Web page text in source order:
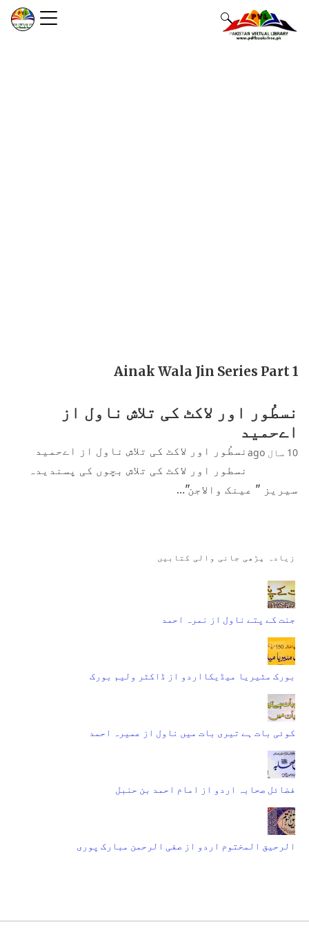
Ainak Wala Jin Series Part 1
نسطُور اور لاکٹ کی تلاش ناول از
اےحمید
10 سال ago
نسطُور اور لاکٹ کی تلاش ناول از اےحمید
نسطور اور لاکٹ کی تلاش بچوں کی پسندیدہ
سیریز " عینک والاجن"…
زیادہ پڑھی جانی والی کتابیں
جنت کے پتے ناول از نمرہ احمد
بورک مٹیریا میڈیکااردو از ڈاکٹر ولیم بورک
کوئی بات ہے تیری بات میں ناول از عمیرہ احمد
فضائل صحابہ اردو از امام احمد بن حنبل
الرحیق المختوم اردو از صفی الرحمن مبارک پوری